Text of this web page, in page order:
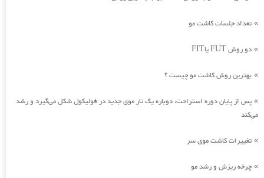
» تعداد جلسات کاشت مو
» دو روش FUT یاFIT
» بهترین روش کاشت مو چیست ؟
» پس از پایان دوره استراحت، دوباره یک تار موی جدید در فولیکول شکل می‌گیرد و رشد
می‌کند
» تغییرات کاشت موی سر
» چرخه ریزش و رشد مو